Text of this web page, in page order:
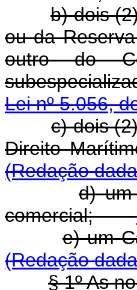
b) dois
ou da
outro do
Lei nº 5.056,
c) dois
Direito
(Redação
d) um
comercial;
e) um
(Redação
§ 1º As